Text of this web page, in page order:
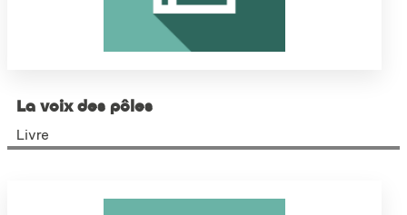
La voix des pôles
Livre